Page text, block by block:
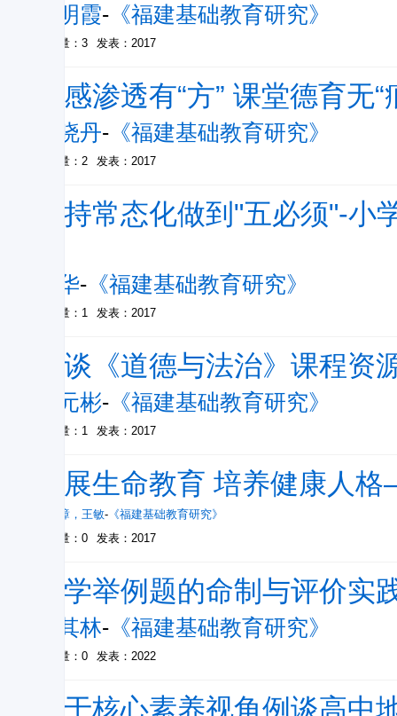
游明霞- 《福建基础教育研究》
被引量：3 发表：2017
情感渗透有“方” 课堂德育无“
陈晓丹- 《福建基础教育研究》
被引量：2 发表：2017
坚持常态化做到"五必须"-
林华- 《福建基础教育研究》
被引量：1 发表：2017
例谈《道德与法治》课程资
吴元彬- 《福建基础教育研究》
被引量：1 发表：2017
开展生命教育 培养健康人
陈正璋 ， 王敏- 《福建基础教育研究》
被引量：0
发表：2017
数学举例题的命制与评价实
童其林- 《福建基础教育研究》
被引量：0 发表：2022
基于核心素养视角例谈高中